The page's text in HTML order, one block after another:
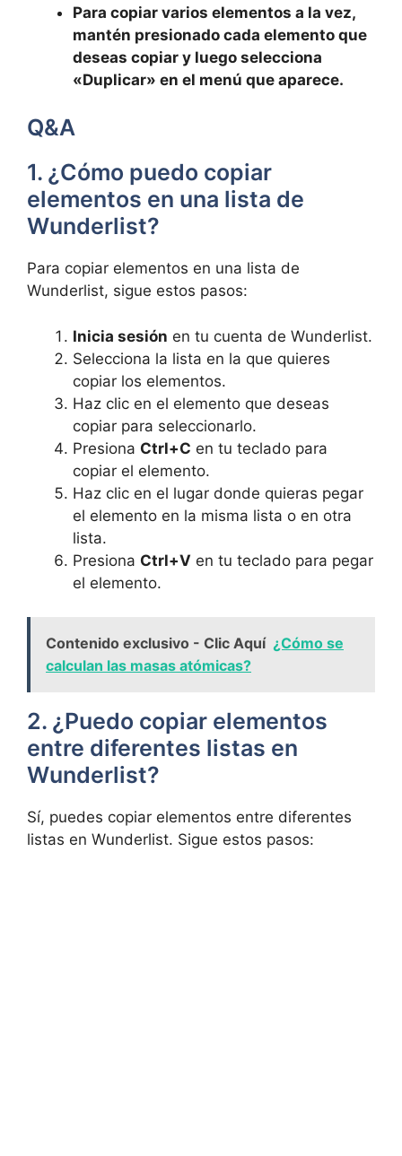
Para copiar varios elementos a la vez,
mantén presionado cada elemento que
deseas copiar y luego selecciona
«Duplicar» en el menú que aparece.
Q&A
1. ¿Cómo puedo copiar
elementos en una lista de
Wunderlist?
Para copiar elementos en una lista de
Wunderlist, sigue estos pasos:
Inicia sesión en tu cuenta de Wunderlist.
Selecciona la lista en la que quieres
copiar los elementos.
Haz clic en el elemento que deseas
copiar para seleccionarlo.
Presiona Ctrl+C en tu teclado para
copiar el elemento.
Haz clic en el lugar donde quieras pegar
el elemento en la misma lista o en otra
lista.
Presiona Ctrl+V en tu teclado para pegar
el elemento.
Contenido exclusivo - Clic Aquí ¿Cómo se
calculan las masas atómicas?
2. ¿Puedo copiar elementos
entre diferentes listas en
Wunderlist?
Sí, puedes copiar elementos entre diferentes
listas en Wunderlist. Sigue estos pasos: